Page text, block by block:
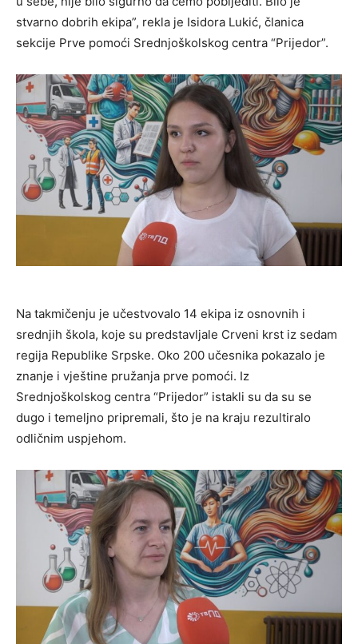
stvarno dobrih ekipa”, rekla je Isidora Lukić, članica
sekcije Prve pomoći Srednjoškolskog centra “Prijedor”.
Na takmičenju je učestvovalo 14 ekipa iz osnovnih i
srednjih škola, koje su predstavljale Crveni krst iz sedam
regija Republike Srpske. Oko 200 učesnika pokazalo je
znanje i vještine pružanja prve pomoći. Iz
Srednjoškolskog centra “Prijedor” istakli su da su se
dugo i temeljno pripremali, što je na kraju rezultiralo
odličnim uspjehom.